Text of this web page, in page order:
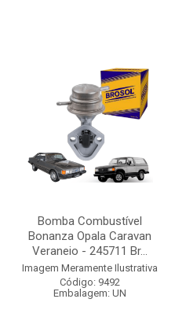
Bomba Combustível
Bonanza Opala Caravan
Veraneio - 245711 Br...
Imagem Meramente Ilustrativa
Código: 9492
Embalagem: UN